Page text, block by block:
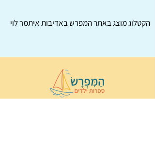
הקטלוג מוצג באתרהמפרשבאדיבות איתמר לוי